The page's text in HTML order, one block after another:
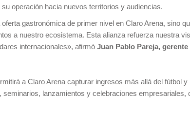
operación hacia nuevos territorios y audiencias.
gastronómica de primer nivel en Claro Arena, sino
a nuestro ecosistema. Esta alianza refuerza nuestra
internacionales», afirmó Juan Pablo Pareja, gerente
a Claro Arena capturar ingresos más allá del fútbol y
lanzamientos y celebraciones empresariales,